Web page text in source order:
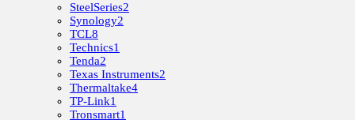
SteelSeries2
Synology2
TCL8
Technics1
Tenda2
Texas Instruments2
Thermaltake4
TP-Link1
Tronsmart1